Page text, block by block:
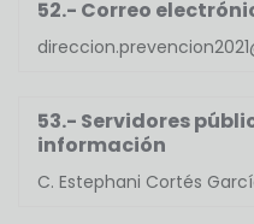
52.- Correo
53.- Servidores
información
C. Estephani Cortés